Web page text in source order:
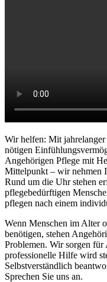
Wir helfen: Mit
nötigen
Angehörigen Pflege mit
Mittelpunkt – wir nehmen
Rund um die Uhr stehen
pflegebedürftigen
pflegen nach einem
Wenn Menschen im Alter
benötigen, stehen
Problemen. Wir sorgen
professionelle Hilfe wird
Selbstverständlich
Sprechen Sie uns an.